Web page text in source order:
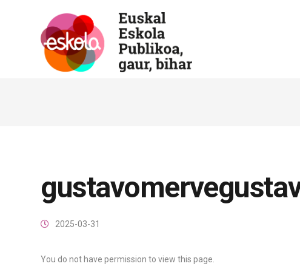
2025-03-31
You do not have permission to view this page.